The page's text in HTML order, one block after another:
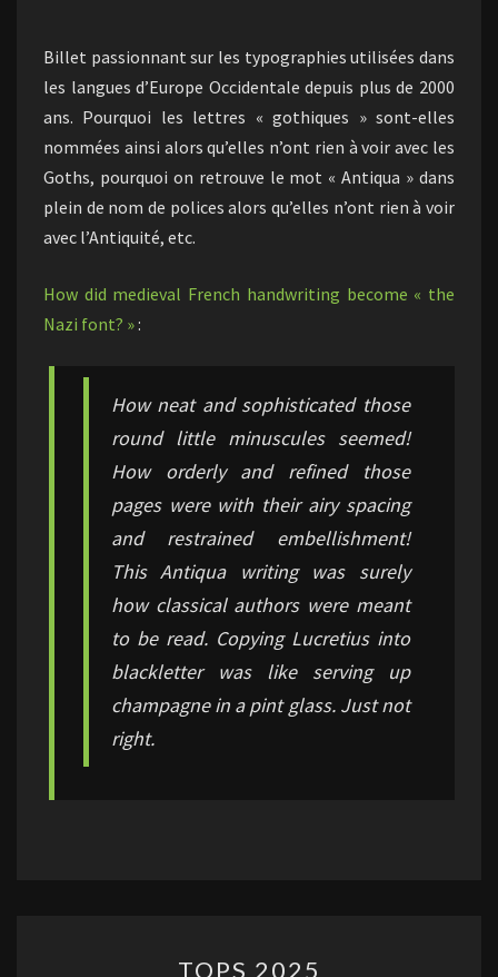
Billet passionnant sur les typographies utilisées dans
les langues d’Europe Occidentale depuis plus de 2000
ans. Pourquoi les lettres « gothiques » sont-elles
nommées ainsi alors qu’elles n’ont rien à voir avec les
Goths, pourquoi on retrouve le mot « Antiqua » dans
plein de nom de polices alors qu’elles n’ont rien à voir
avec l’Antiquité, etc.
How did medieval French handwriting become « the
Nazi font? »:
How neat and sophisticated those
round little minuscules seemed!
How orderly and refined those
pages were with their airy spacing
and restrained embellishment!
This Antiqua writing was surely
how classical authors were meant
to be read. Copying Lucretius into
blackletter was like serving up
champagne in a pint glass. Just not
right.
TOPS 2025